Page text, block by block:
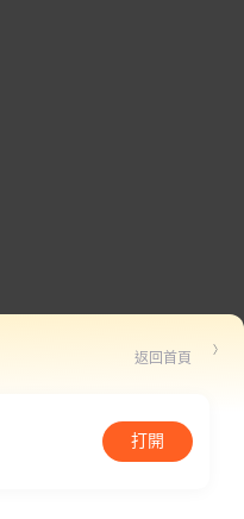
返回首頁
打開